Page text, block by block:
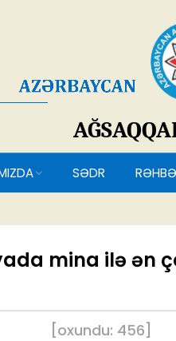
SƏDR
mina ilə ən
[oxundu: 456]